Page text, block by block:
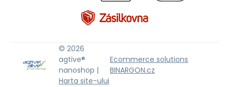
© 2026
agtive®
nanoshop |
Harta site-ului
Ecommerce solutions
BINARGON.cz